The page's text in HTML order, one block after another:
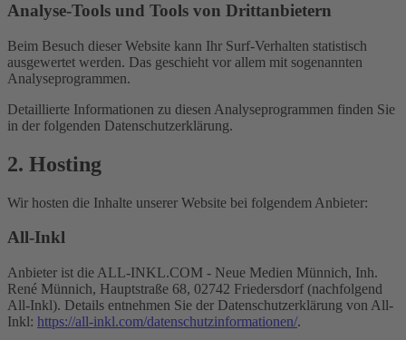
Analyse-Tools und Tools von Dritt­anbietern
Beim Besuch dieser Website kann Ihr Surf-Verhalten statistisch
ausgewertet werden. Das geschieht vor allem mit sogenannten
Analyseprogrammen.
Detaillierte Informationen zu diesen Analyseprogrammen finden Sie
in der folgenden Datenschutzerklärung.
2. Hosting
Wir hosten die Inhalte unserer Website bei folgendem Anbieter:
All-Inkl
Anbieter ist die ALL-INKL.COM - Neue Medien Münnich, Inh.
René Münnich, Hauptstraße 68, 02742 Friedersdorf (nachfolgend
All-Inkl). Details entnehmen Sie der Datenschutzerklärung von All-
Inkl: https://all-inkl.com/datenschutzinformationen/.